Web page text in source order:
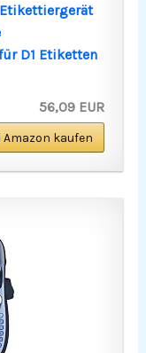
D1 Etiketten
56,09 EUR
Amazon kaufen